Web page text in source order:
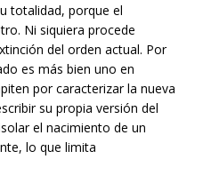
totalidad, porque el
Ni siquiera procede
del orden actual. Por
es más bien uno en
por caracterizar la nueva
su propia versión del
el nacimiento de un
lo que limita